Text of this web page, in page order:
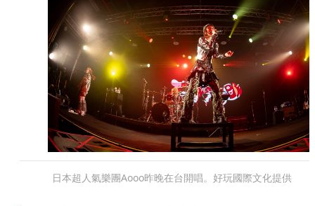
日本超人氣樂團Aooo昨晚在台開唱。好玩國際文化提供